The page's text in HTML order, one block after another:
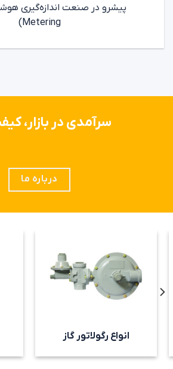
Metering)
سرآمدی در بازار،
درباره ما
انواع رگولاتور گاز